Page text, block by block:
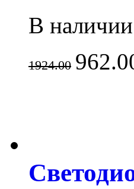
В наличии
1924.00